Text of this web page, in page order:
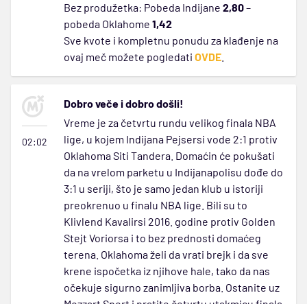
Bez produžetka: Pobeda Indijane 2,80–
pobeda Oklahome 1,42
Sve kvote i kompletnu ponudu za klađenje na
ovaj meč možete pogledati OVDE
02:02
Dobro veče i dobro došli!
Vreme je za četvrtu rundu velikog finala NBA
lige, u kojem Indijana Pejsersi vode 2:1 protiv
Oklahoma Siti Tandera. Domaćin će pokušati
da na vrelom parketu u Indijanapolisu dođe do
3:1 u seriji, što je samo jedan klub u istoriji
preokrenuo u finalu NBA lige. Bili su to
Klivlend Kavalirsi 2016. godine protiv Golden
Stejt Voriorsa i to bez prednosti domaćeg
terena. Oklahoma želi da vrati brejk i da sve
krene ispočetka iz njihove hale, tako da nas
očekuje sigurno zanimljiva borba. Ostanite uz